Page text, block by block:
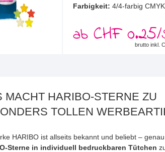
Farbigkeit: 4/4-farbig
ab CHF 0.25/
brutto inkl.
MACHT HARIBO-STERNE ZU
TOLLEN
HARIBO ist allseits bekannt und beliebt –
Sterne in individuell bedruckbaren Tütchen